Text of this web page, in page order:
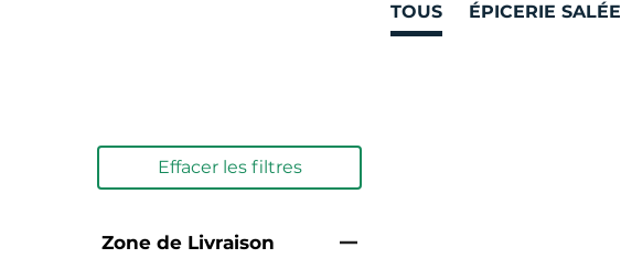
TOUS ÉPICERIE SALÉE
Effacer les filtres
Zone de Livraison